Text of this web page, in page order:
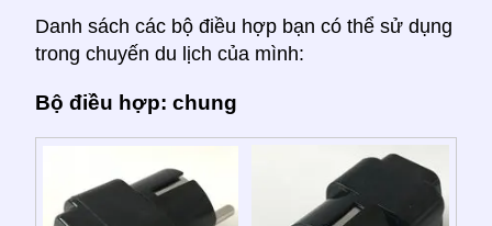
Danh sách các bộ điều hợp bạn có thể sử dụng
trong chuyến du lịch của mình:
Bộ điều hợp: chung